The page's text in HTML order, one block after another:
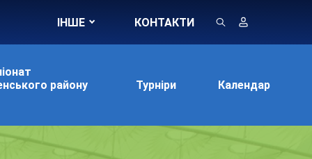
ІНШЕ КОНТАКТИ
району
Турніри Календар